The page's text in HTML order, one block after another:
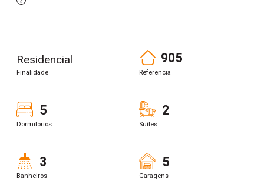
Residencial
Finalidade
905
Referência
5
Dormitórios
2
Suítes
3
Banheiros
5
Garagens